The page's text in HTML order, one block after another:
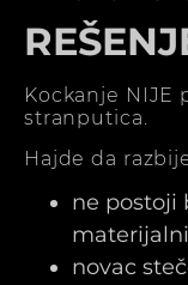
Kockanje NIJE
stranputica.
Hajde da
ne postoji
novac